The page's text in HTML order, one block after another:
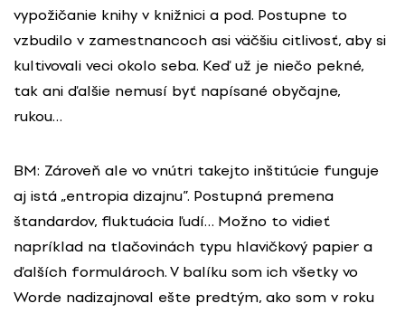
vypožičanie knihy v knižnici a pod. Postupne to
vzbudilo v zamestnancoch asi väčšiu citlivosť, aby si
kultivovali veci okolo seba. Keď už je niečo pekné,
tak ani ďalšie nemusí byť napísané obyčajne,
rukou…
BM: Zároveň ale vo vnútri takejto inštitúcie funguje
aj istá „entropia dizajnu”. Postupná premena
štandardov, fluktuácia ľudí… Možno to vidieť
napríklad na tlačovinách typu hlavičkový papier a
ďalších formulároch. V balíku som ich všetky vo
Worde nadizajnoval ešte predtým, ako som v roku